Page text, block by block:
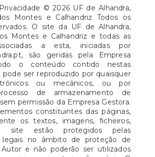
© 2026 UF de Alhandra,
Montes e Calhandriz Todos os
O site da UF de Alhandra,
Montes e Calhandriz e todas as
a esta, iniciadas por
são geridas pela Empresa
o conteúdo contido nestas
pode ser reproduzido por quaisquer
ou mecânicos, ou por
de armazenamento de
permissão da Empresa Gestora.
constituintes das páginas,
os textos, imagens, ficheiros,
site estão protegidos pelas
legais no âmbito de proteção de
e não poderão ser utilizados